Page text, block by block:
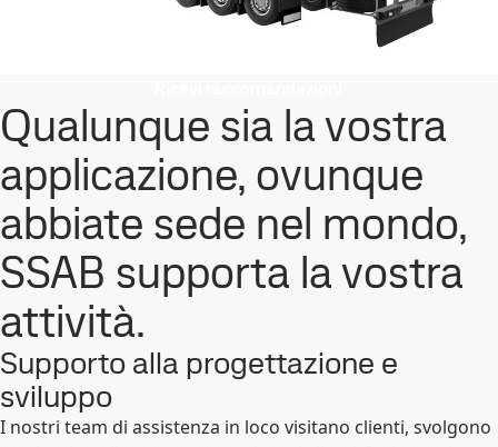
Qualunque sia la vostra
applicazione, ovunque
abbiate sede nel mondo,
SSAB supporta la vostra
attività.
Supporto alla progettazione e
sviluppo
I nostri team di assistenza in loco visitano clienti, svolgono